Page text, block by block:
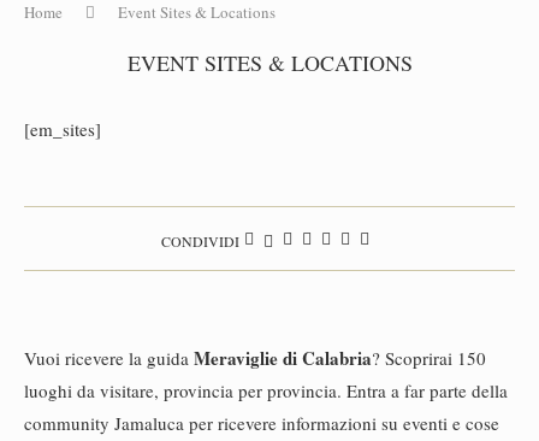
Home Event Sites & Locations
EVENT SITES & LOCATIONS
[em_sites]
CONDIVIDI
Vuoi ricevere la guida Meraviglie di Calabria? Scoprirai 150
luoghi da visitare, provincia per provincia. Entra a far parte della
community Jamaluca per ricevere informazioni su eventi e cose